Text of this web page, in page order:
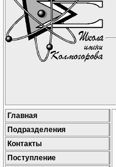
Главная
Подразделения
Контакты
Поступление